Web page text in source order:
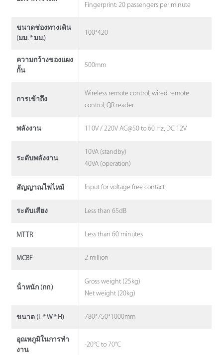
Fingerprint: 20 passengers per minute
ขนาดช่องทางเดิน
(มม. * มม.)
100*420
ความกว้างของแผง
กั้น
500mm
การเข้าถึง
Wireless remote control, wired remote
control, QR reader
พลังงาน 110V / 220V AC@50 to 60 Hz, DC 12V
ระดับพลังงาน
10VA (standby)
40VA (operation)
สัญญาณไฟไหม้ Input for voltage free contact
ระดับเสียง Less than 65dB
MTTR Less than 60 minutes
MCBF 2 million
น้ําหนัก (กก.)
Gross weight (25kg)
Net weight (20kg)
ขนาด (L * W * H) 780*750*1000mm
อุณหภูมิในการทํา
งาน
-20°C to 70°C